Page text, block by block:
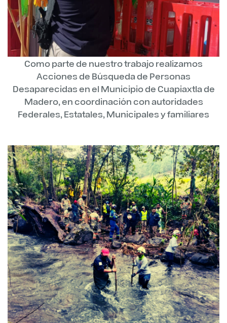
Como parte de nuestro trabajo realizamos
Acciones de Búsqueda de Personas
Desaparecidas en el Municipio de Cuapiaxtla de
Madero, en coordinación con autoridades
Federales, Estatales, Municipales y familiares